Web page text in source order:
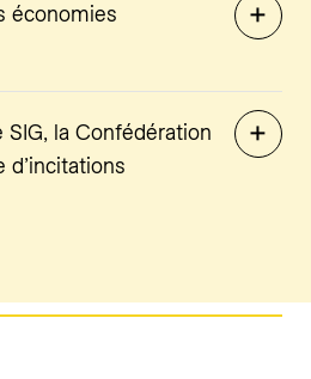
économies
la Confédération
d’incitations